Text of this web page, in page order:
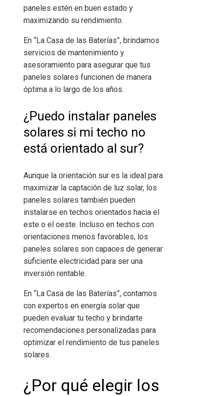
paneles estén en buen estado y
maximizando su rendimiento.
En “La Casa de las Baterías”, brindamos
servicios de mantenimiento y
asesoramiento para asegurar que tus
paneles solares funcionen de manera
óptima a lo largo de los años.
¿Puedo instalar paneles
solares si mi techo no
está orientado al sur?
Aunque la orientación sur es la ideal para
maximizar la captación de luz solar, los
paneles solares también pueden
instalarse en techos orientados hacia el
este o el oeste. Incluso en techos con
orientaciones menos favorables, los
paneles solares son capaces de generar
suficiente electricidad para ser una
inversión rentable.
En “La Casa de las Baterías”, contamos
con expertos en energía solar que
pueden evaluar tu techo y brindarte
recomendaciones personalizadas para
optimizar el rendimiento de tus paneles
solares.
¿Por qué elegir los